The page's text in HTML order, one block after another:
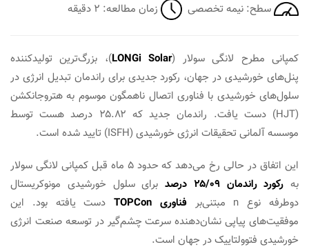
سطح: نیمه‎ تخصصی
زمان مطالعه: ۲ دقیقه
کمپانی مطرح لانگی سولار (LONGi Solar)، بزرگ‌ترین تولیدکننده
پنل‌های خورشیدی در جهان، رکورد جدیدی برای راندمان تبدیل انرژی در
سلول‌های خورشیدی با فناوری اتصال ناهمگون موسوم به هتروجانکشن
(HJT) دست یافت. راندمان جدید که ۲۵.۸۲ درصد هست توسط
موسسه آلمانی تحقیقات انرژی خورشیدی (ISFH) تایید شده است.
این اتفاق در حالی رخ می‌دهد که حدود ۵ ماه قبل کمپانی لانگی سولار
به رکورد راندمان ۲۵/۰۹ درصد
برای سلول خورشیدی مونوکریستال
دوطرفه نوع n مبتنی‌بر
فناوری TOPCon
دست یافته بود. این
موفقیت‌های پیاپی نشان‌دهنده سرعت چشم‌گیر در توسعه صنعت انرژی
خورشیدی فتوولتاییک در جهان است.